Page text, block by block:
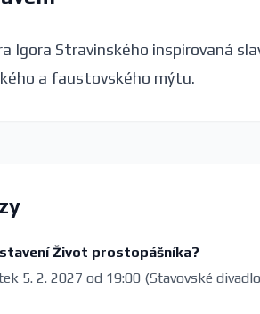
Igora Stravinského inspirovaná
a faustovského mýtu.
Život prostopášníka?
5. 2. 2027 od 19:00 (Stavovské